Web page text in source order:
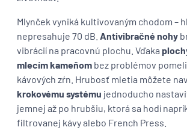
Mlynček vyniká kultivovaným chodom –
nepresahuje 70 dB. Antivibračné nohy
vibrácií na pracovnú plochu. Vďaka
mlecím kameňom bez problémov
kávových zŕn. Hrubosť mletia môžete
krokovému systému jednoducho
jemnej až po hrubšiu, ktorá sa hodí
filtrovanej kávy alebo French Press.